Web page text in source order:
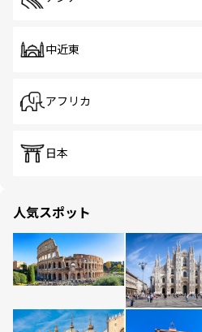
中近東
アフリカ
日本
人気スポット